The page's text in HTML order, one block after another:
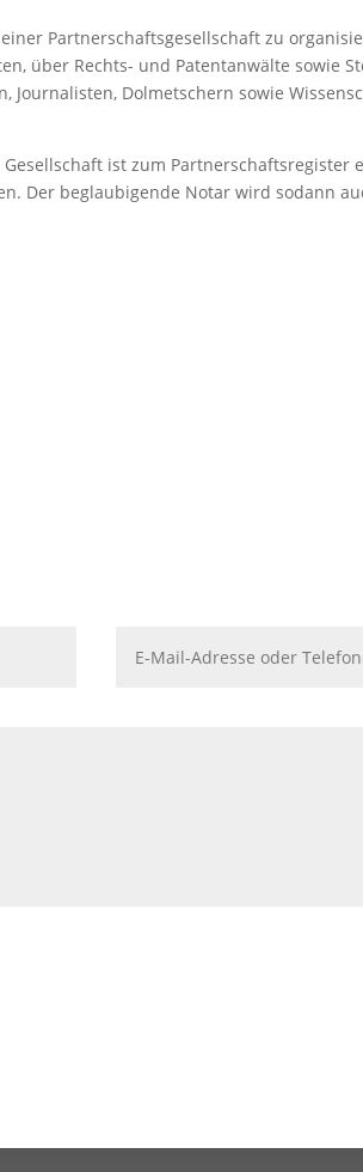
Partnerschaftsgesellschaft zu
über Rechts- und Patentanwälte sowie
Dolmetschern sowie
ist zum Partnerschaftsregister
Der beglaubigende Notar wird sodann